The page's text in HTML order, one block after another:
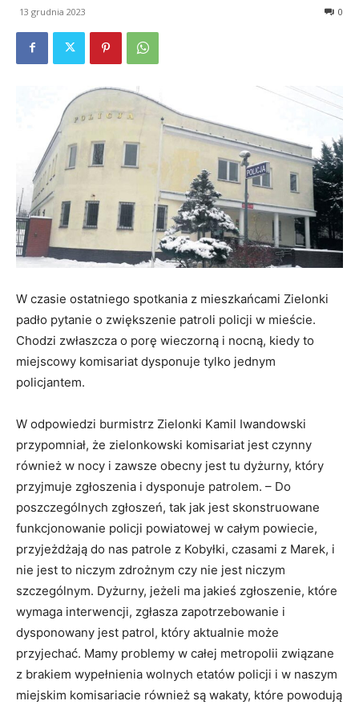
13 grudnia 2023 0
W czasie ostatniego spotkania z mieszkańcami Zielonki
padło pytanie o zwiększenie patroli policji w mieście.
Chodzi zwłaszcza o porę wieczorną i nocną, kiedy to
miejscowy komisariat dysponuje tylko jednym
policjantem.
W odpowiedzi burmistrz Zielonki Kamil Iwandowski
przypomniał, że zielonkowski komisariat jest czynny
również w nocy i zawsze obecny jest tu dyżurny, który
przyjmuje zgłoszenia i dysponuje patrolem. – Do
poszczególnych zgłoszeń, tak jak jest skonstruowane
funkcjonowanie policji powiatowej w całym powiecie,
przyjeżdżają do nas patrole z Kobyłki, czasami z Marek, i
nie jest to niczym zdrożnym czy nie jest niczym
szczególnym. Dyżurny, jeżeli ma jakieś zgłoszenie, które
wymaga interwencji, zgłasza zapotrzebowanie i
dysponowany jest patrol, który aktualnie może
przyjechać. Mamy problemy w całej metropolii związane
z brakiem wypełnienia wolnych etatów policji i w naszym
miejskim komisariacie również są wakaty, które powodują